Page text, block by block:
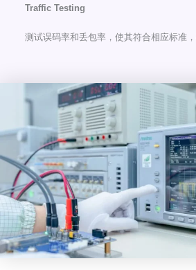
Traffic Testing
测试误码率和丢包率，使其符合相应标准，